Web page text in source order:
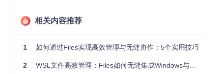
核心能力：构建WSL文件管理生态系统
Files的WSL集成并非简单的文件浏览功能，而是一套完整的跨
面：
相关内容推荐
1 如何通过Files实现高效管理与无缝协作：5个实用技巧
2 WSL文件高效管理：Files如何无缝集成Windows与Linux文件系统